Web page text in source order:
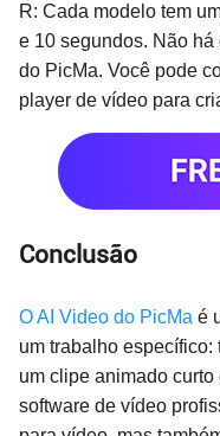
R: Cada modelo tem
e 10 segundos. Não
do PicMa. Você pode
player de vídeo para
Conclusão
O AI Video do PicMa é
um trabalho específico:
um clipe animado
software de vídeo